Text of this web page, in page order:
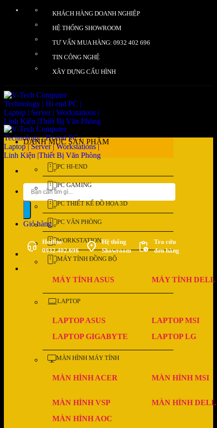
KHÁCH HÀNG DOANH NGHIỆP
HỆ THỐNG SHOWROOM
TƯ VẤN MUA HÀNG: 0932 402 696
TIN CÔNG NGHỆ
XÂY DỰNG CẤU HÌNH
Tìm
kiếm:
Giỏ hàng
Hotline
0932.402.696
Hệ thống
Showroom
Tra cứu
đơn hàng
DANH MỤC SẢN PHẨM
PC HI-END
PC GAMING
PC THIẾT KẾ ĐỒ HỌA 3D
PC VĂN PHÒNG
WORKSTATION
MÁY TÍNH ĐỒNG BỘ
MÁY TÍNH ASUS MÁY TÍNH DELL
LAPTOP
LAPTOP ASUS
LAPTOP MSI
LAPTOP GIGABYTE
LAPTOP LG
MÀN HÌNH MÁY TÍNH
MÀN HÌNH ACER MÀN HÌNH MSI
MÀN HÌNH VSP
MÀN HÌNH DELL
MÀN HÌNH AOC